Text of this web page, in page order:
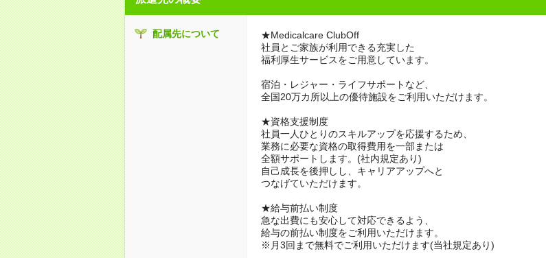
配属先について
★Medicalcare ClubOff
社員とご家族が利用できる充実した
福利厚生サービスをご用意しています。
宿泊・レジャー・ライフサポートなど、
全国20万カ所以上の優待施設をご利用いただけます。
★資格支援制度
社員一人ひとりのスキルアップを応援するため、
業務に必要な資格の取得費用を一部または
全額サポートします。(社内規定あり)
自己成長を後押しし、キャリアアップへと
つなげていただけます。
★給与前払い制度
急な出費にも安心して対応できるよう、
給与の前払い制度をご利用いただけます。
※月3回まで無料でご利用いただけます(当社規定あり)